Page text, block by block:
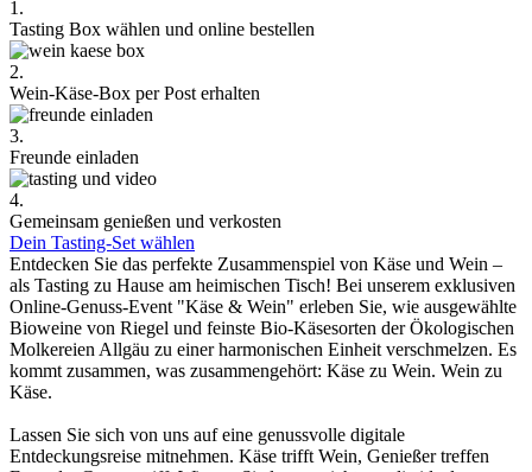
1.
Tasting Box wählen und online bestellen
2.
Wein-Käse-Box per Post erhalten
3.
Freunde einladen
4.
Gemeinsam genießen und verkosten
Dein Tasting-Set wählen
Entdecken Sie das perfekte Zusammenspiel von Käse und Wein –
als Tasting zu Hause am heimischen Tisch! Bei unserem exklusiven
Online-Genuss-Event "Käse & Wein" erleben Sie, wie ausgewählte
Bioweine von Riegel und feinste Bio-Käsesorten der Ökologischen
Molkereien Allgäu zu einer harmonischen Einheit verschmelzen. Es
kommt zusammen, was zusammengehört: Käse zu Wein. Wein zu
Käse.
Lassen Sie sich von uns auf eine genussvolle digitale
Entdeckungsreise mitnehmen. Käse trifft Wein, Genießer treffen